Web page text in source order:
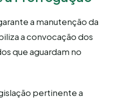
a manutenção da
a convocação dos
que aguardam no
pertinente a